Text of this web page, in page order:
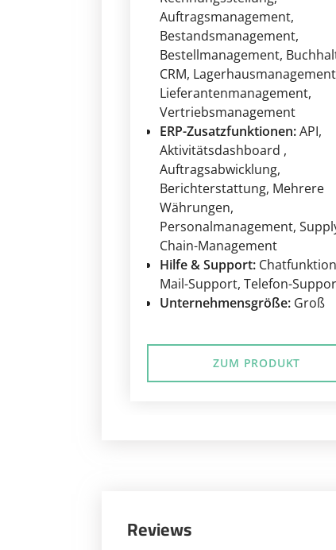
Auftragsmanagement,
Bestandsmanagement,
Bestellmanagement,
CRM, Lagerhausmanagement
Lieferantenmanagement,
Vertriebsmanagement
ERP-Zusatzfunktionen:API,
Aktivitätsdashboard ,
Auftragsabwicklung,
Berichterstattung, Mehrere
Währungen,
Personalmanagement,
Chain-Management
Hilfe & Support: Chatfunktion
Mail-Support, Telefon-
Unternehmensgröße: Groß
ZUM PRODUKT
Reviews